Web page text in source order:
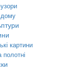
картини